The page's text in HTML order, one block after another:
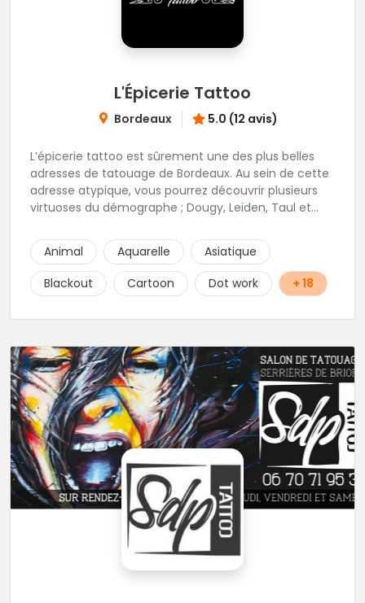
L'Épicerie Tattoo
Bordeaux 5.0 (12 avis)
L’épicerie tattoo est sûrement une des plus belles
adresses de tatouage de Bordeaux. Au sein de cette
adresse atypique, vous pourrez découvrir plusieurs
virtuoses du démographe ; Dougy, Leïden, Taul et
enfant et sympathique, vous pourrez demander
conseil pour votre tattoo. N'hésitez plus une seconde
pour rencontrer cette belle équipe !
Animal Aquarelle
Asiatique
Blackout
Cartoon Dot work + 18